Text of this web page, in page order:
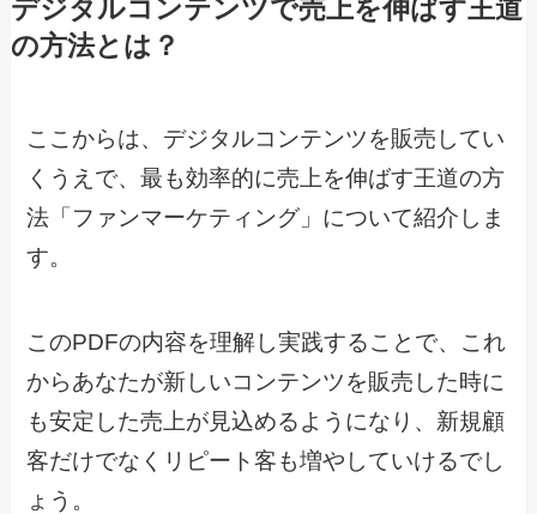
デジタルコンテンツで売上を伸ばす王道
の方法とは？
ここからは、デジタルコンテンツを販売してい
くうえで、最も効率的に売上を伸ばす王道の方
法「ファンマーケティング」について紹介しま
す。
このPDFの内容を理解し実践することで、これ
からあなたが新しいコンテンツを販売した時に
も安定した売上が見込めるようになり、新規顧
客だけでなくリピート客も増やしていけるでし
ょう。